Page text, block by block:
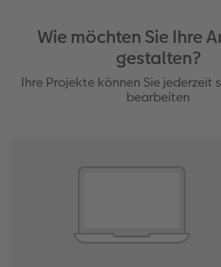
Wie möchten Sie Ihre
gestalten?
Ihre Projekte können Sie jederzeit
bearbeiten